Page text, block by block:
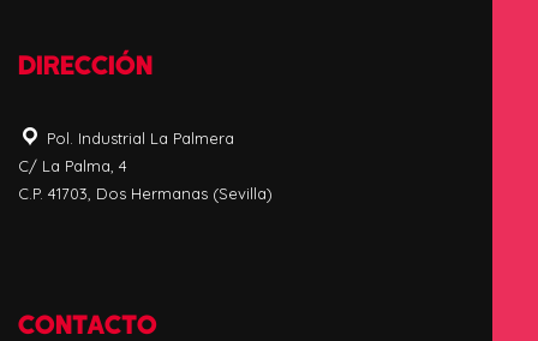
DIRECCIÓN
Pol. Industrial La Palmera
C/ La Palma, 4
C.P. 41703, Dos Hermanas (Sevilla)
CONTACTO